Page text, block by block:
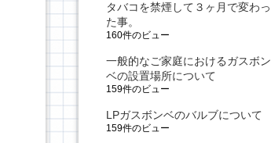
タバコを禁煙して３ヶ月で変わっ
た事。
160件のビュー
一般的なご家庭におけるガスボン
ベの設置場所について
159件のビュー
LPガスボンベのバルブについて
159件のビュー